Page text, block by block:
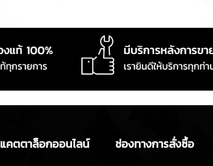
แคตตาล็อกออนไลน์ ช่องทางการสั่งซื้อ